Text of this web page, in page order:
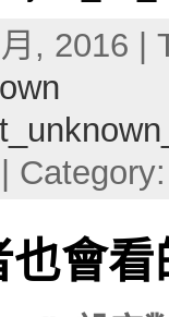
, 2016 |
|
也會